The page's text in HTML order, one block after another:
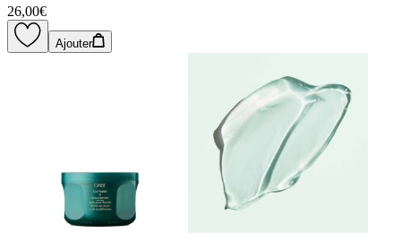
26,00€
Ajouter